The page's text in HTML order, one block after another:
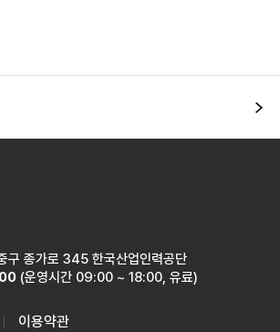
종가로 345 한국산업인력공단
(운영시간 09:00 ~ 18:00, 유료)
이용약관